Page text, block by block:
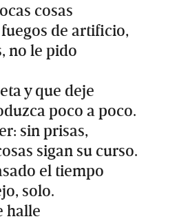
cosas
de artificio,
no le pido
y que deje
poco a poco.
sin prisas,
sigan su curso.
el tiempo
solo.
halle